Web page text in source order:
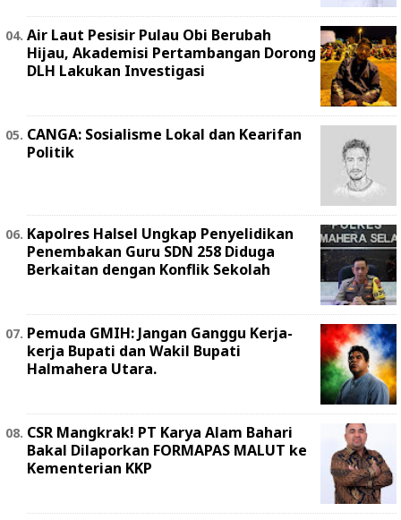
Air Laut Pesisir Pulau Obi Berubah
Hijau, Akademisi Pertambangan Dorong
DLH Lakukan Investigasi
CANGA: Sosialisme Lokal dan Kearifan
Politik
Kapolres Halsel Ungkap Penyelidikan
Penembakan Guru SDN 258 Diduga
Berkaitan dengan Konflik Sekolah
Pemuda GMIH: Jangan Ganggu Kerja-
kerja Bupati dan Wakil Bupati
Halmahera Utara.
‎CSR Mangkrak! PT Karya Alam Bahari
Bakal Dilaporkan FORMAPAS MALUT ke
Kementerian KKP